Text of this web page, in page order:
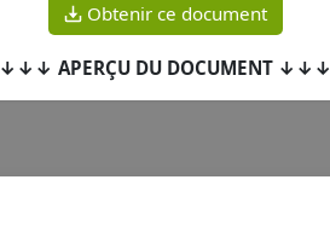
Obtenir ce document
↓↓↓ APERÇU DU DOCUMENT ↓↓↓